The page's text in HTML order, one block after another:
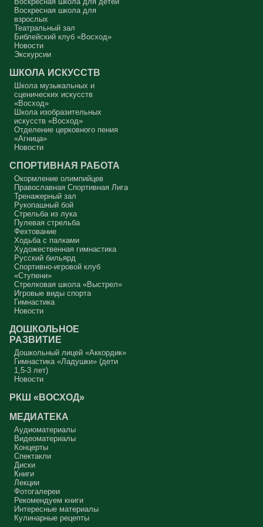
Вот с этим предлагается войти в сплошную неделю. Ещё раз:
сплошная неделя прошла, потом две мясопустные, третья –
Масленица, прощённое воскресенье. С чем я приду?
В нас должно быть внимание к тому, что время воздержания – это
дни для приготовления не только к Пасхе, а к Небесному Царству!
Это цель жизни. Я об этом забыл, я туда хочу, но я забыл. И я
сначала увидеть в себе этого урода, а потом начать с ним борьбу.
Аминь.
Протоиерей Андрей Алексеев
Воскресная школа для
взрослых
Театральный зал
Библейский клуб «Восход»
Новости
Экскурсии
ШКОЛА ИСКУССТВ
Школа музыкальных и
сценических искусств
«Восход»
Школа изобразительных
искусств «Восход»
Отделение церковного пения
«Агница»
Новости
СПОРТИВНАЯ РАБОТА
Окормление олимпийцев
Православная Спортивная Лига
Тренажерный зал
Рукопашный бой
Стрельба из лука
Пулевая стрельба
Фехтование
Ходьба с палками
Художественная гимнастика
Русский бильярд
Спортивно-игровой клуб
«Ступени»
Стрелковая школа «Выстрел»
Игровые виды спорта
Гимнастика
Новости
ДОШКОЛЬНОЕ
РАЗВИТИЕ
Дошкольный лицей «Аккордик»
Гимнастика «Ладушки» (дети
1,5-3 лет)
Новости
РКШ «ВОСХОД»
МЕДИАТЕКА
Аудиоматериалы
Видеоматериалы
Концерты
Спектакли
Диски
Книги
Лекции
Фотогалереи
Рекомендуем книги
Интересные материалы
Кулинарные рецепты